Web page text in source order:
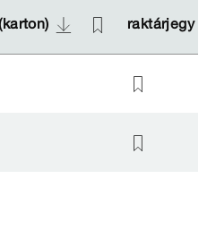
raktárjegy
raktárjegy